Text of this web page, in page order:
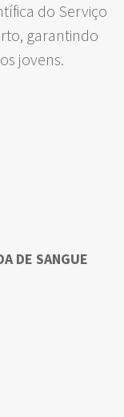
do Serviço
garantindo
jovens.
DE SANGUE